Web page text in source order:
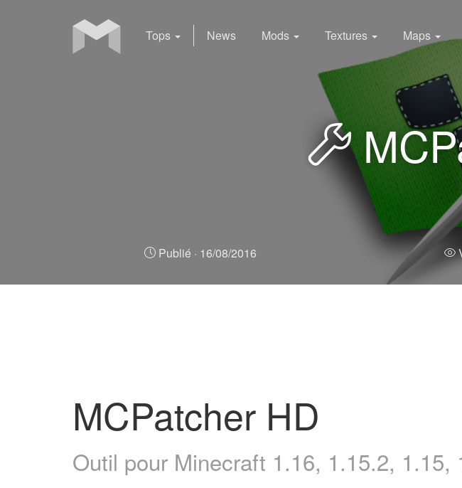
Tops News Mods Textures Maps
Publié · 16/08/2016
MCPatcher HD
Outil pour Minecraft 1.16, 1.15.2, 1.15,